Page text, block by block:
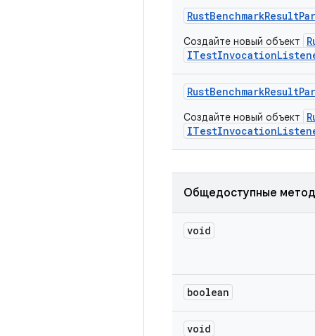
RustBenchmarkResult
Создайте новый объект
RustBenchmarkResult
Создайте новый объект
Общедоступные
void
boolean
void